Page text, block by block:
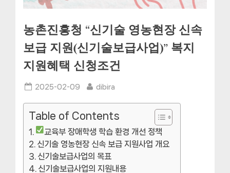
농촌진흥청 “신기술 영농현장 신속
보급 지원(신기술보급사업)” 복지
지원혜택 신청조건
Posted
2025-02-09 By
dibira
Table of Contents
교육부 장애학생 학습 환경 개선 정책
신기술 영농현장 신속 보급 지원사업 개요
신기술보급사업의 목표
신기술보급사업의 지원내용